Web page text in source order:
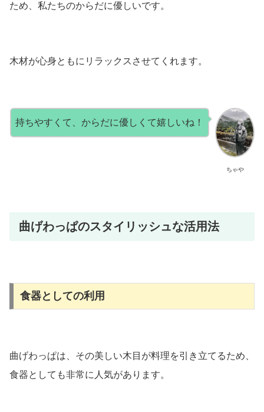
ため、私たちのからだに優しいです。
木材が心身ともにリラックスさせてくれます。
ちゃや
持ちやすくて、からだに優しくて嬉しいね！
曲げわっぱのスタイリッシュな活用法
食器としての利用
曲げわっぱは、その美しい木目が料理を引き立てるため、
食器としても非常に人気があります。